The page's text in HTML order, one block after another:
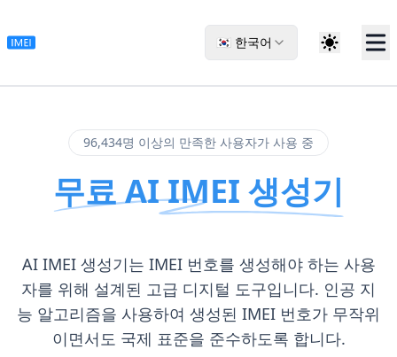
🇰🇷 한국어
96,434명 이상의 만족한 사용자가 사용 중
무료 AI IMEI 생성기
AI IMEI 생성기는 IMEI 번호를 생성해야 하는 사용
자를 위해 설계된 고급 디지털 도구입니다. 인공 지
능 알고리즘을 사용하여 생성된 IMEI 번호가 무작위
이면서도 국제 표준을 준수하도록 합니다.